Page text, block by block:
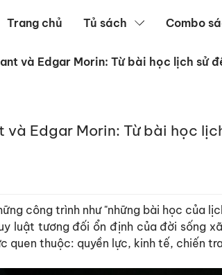
Trang chủ Tủ sách Combo
và Edgar Morin: Từ bài học lịch sử
và Edgar Morin: Từ bài học
công trình như "những bài học của
luật tương đối ổn định của đời sống
quen thuộc: quyền lực, kinh tế, chiến